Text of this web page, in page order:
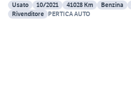
Usato
10/2021 41028 Km Benzina
Rivenditore PERTICA AUTO